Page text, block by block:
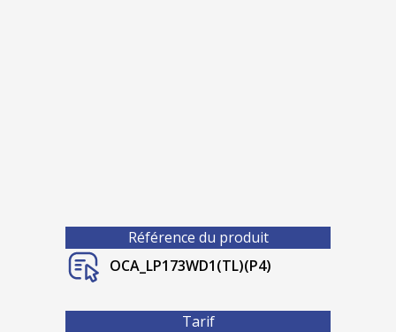
Référence du produit
OCA_LP173WD1(TL)(P4)
Tarif